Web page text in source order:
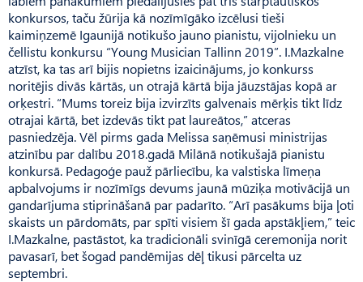
konkursos, taču žūrija kā nozīmīgāko izcēlusi tieši
kaimiņzemē Igaunijā notikušo jauno pianistu, vijolnieku un
čellistu konkursu “Young Musician Tallinn 2019”. I.Mazkalne
atzīst, ka tas arī bijis nopietns izaicinājums, jo konkurss
noritējis divās kārtās, un otrajā kārtā bija jāuzstājas kopā ar
orķestri. “Mums toreiz bija izvirzīts galvenais mērķis tikt līdz
otrajai kārtā, bet izdevās tikt pat laureātos,” atceras
pasniedzēja. Vēl pirms gada Melissa saņēmusi ministrijas
atzinību par dalību 2018.gadā Milānā notikušajā pianistu
konkursā. Pedagoģe pauž pārliecību, ka valstiska līmeņa
apbalvojums ir nozīmīgs devums jaunā mūziķa motivācijā un
gandarījuma stiprināšanā par padarīto. “Arī pasākums bija ļoti
skaists un pārdomāts, par spīti visiem šī gada apstākļiem,” teic
I.Maz­kalne, pastāstot, ka tradicionāli svinīgā ceremonija norit
pavasarī, bet šogad pandēmijas dēļ tikusi pārcelta uz
septembri.